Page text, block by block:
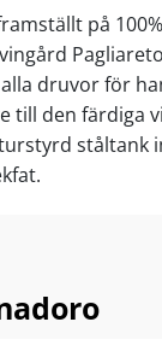
på
druvor för
till den färdiga
ståltank